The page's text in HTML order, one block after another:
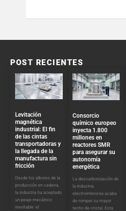
POST RECIENTES
Levitación
magnética
industrial: El fin
de las cintas
transportadoras y
la llegada de la
manufactura sin
fricción
Desde los albores de la
producción en cadena,
la industria ha aceptado
un peaje mecánico
inevitable: el
Consorcio
químico europeo
inyecta 1.800
millones en
reactores SMR
para asegurar su
autonomía
energética
La descarbonización de
la industria
electrointensiva acaba
de romper su mayor
techo de cristal. Esta